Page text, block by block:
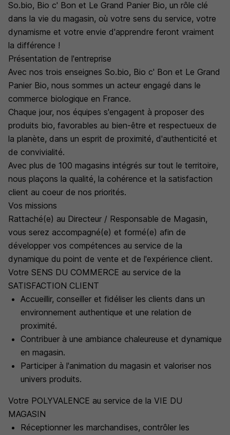
So.bio, Bio c' Bon et Le Grand Panier Bio, un rôle clé
dans la vie du magasin, où votre sens du service, votre
dynamisme et votre envie d'apprendre feront vraiment
la différence !
Présentation de l'entreprise
Avec nos trois enseignes So.bio, Bio c' Bon et Le Grand
Panier Bio, nous sommes un acteur engagé dans le
commerce biologique en France.
Chaque jour, nos équipes s'engagent à proposer des
produits bio, favorables au bien-être et respectueux de
la planète, dans un esprit de proximité, d'authenticité et
de convivialité.
Avec plus de 100 magasins intégrés sur tout le territoire,
nous plaçons la qualité, la cohérence et la satisfaction
client au coeur de nos priorités.
Vos missions
Rattaché(e) au Directeur / Responsable de Magasin,
vous serez accompagné(e) et formé(e) afin de
développer vos compétences au service de la
dynamique du point de vente et de l'expérience client.
Votre SENS DU COMMERCE au service de la
SATISFACTION CLIENT
Accueillir, conseiller et fidéliser les clients dans un
environnement authentique et une relation de
proximité.
Contribuer à une ambiance chaleureuse et dynamique
en magasin.
Participer à l'animation du magasin et valoriser nos
univers produits.
Votre POLYVALENCE au service de la VIE DU
MAGASIN
Réceptionner les marchandises, contrôler les